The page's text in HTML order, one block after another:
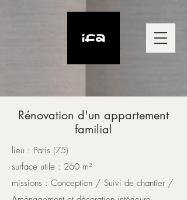
Rénovation d'un appartement
familial
lieu : Paris (75)
​surface utile : 260 m²
missions : Conception / Suivi de chantier /